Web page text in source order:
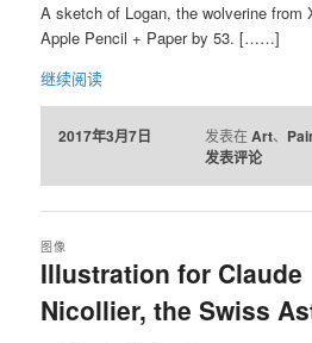
区
域
区
域
A sketch of Logan, the wolverine from
Apple Pencil + Paper by 53. [……]
继续阅读
2017年3月7日 发表在 Art、
发表评论
Illustration for Claude
Nicollier, the Swiss
图像